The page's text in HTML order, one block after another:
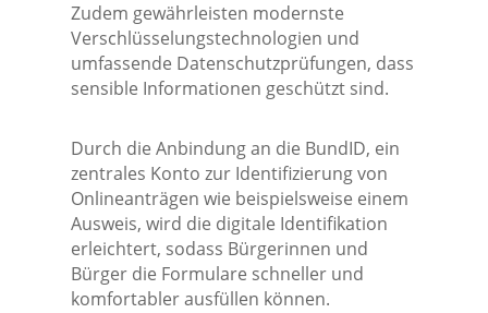
Zudem gewährleisten modernste
Verschlüsselungstechnologien und
umfassende Datenschutzprüfungen, dass
sensible Informationen geschützt sind.
Durch die Anbindung an die BundID, ein
zentrales Konto zur Identifizierung von
Onlineanträgen wie beispielsweise einem
Ausweis, wird die digitale Identifikation
erleichtert, sodass Bürgerinnen und
Bürger die Formulare schneller und
komfortabler ausfüllen können.